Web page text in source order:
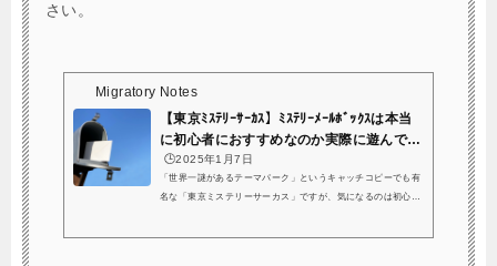
さい。
Migratory Notes
【東京ﾐｽﾃﾘｰｻｰｶｽ】ﾐｽﾃﾘｰﾒｰﾙﾎﾞｯｸｽは本当
に初心者におすすめなのか実際に遊んでみ
た...
🕒️2025年1月7日
「世界一謎があるテーマパーク」というキャッチコピーでも有
名な「東京ミステリーサーカス」ですが、気になるのは初心者